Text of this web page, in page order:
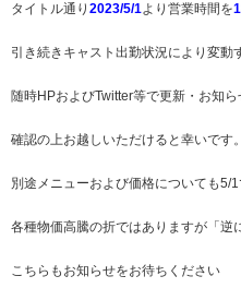
タイトル通り 2023/5/1より営業時間を
引き続きキャスト出勤状況により変動
随時HPおよびTwitter等で更新・お知ら
確認の上お越しいただけると幸いです。
別途メニューおよび価格についても5/
各種物価高騰の折ではありますが「逆
こちらもお知らせをお待ちください